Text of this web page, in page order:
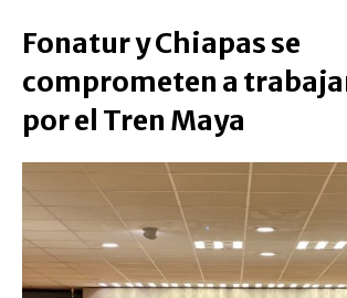
Fonatur y Chiapas se
comprometen a
por el Tren Maya